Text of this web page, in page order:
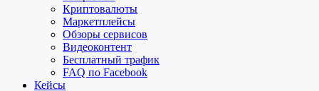
Криптовалюты
Маркетплейсы
Обзоры сервисов
Видеоконтент
Бесплатный трафик
FAQ по Facebook
Кейсы